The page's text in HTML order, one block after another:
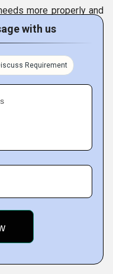
more properly and
we also offer
photo गेलरी and
different countries
Private
with us
Requirement